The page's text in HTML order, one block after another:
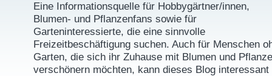
Eine Informationsquelle für Hobbygärtner/innen,
Blumen- und Pflanzenfans sowie für
Garteninteressierte, die eine sinnvolle
Freizeitbeschäftigung suchen. Auch für Menschen
Garten, die sich ihr Zuhause mit Blumen und
verschönern möchten, kann dieses Blog interessant